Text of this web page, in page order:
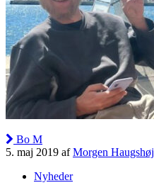
Bo M
5. maj 2019 afMorgen Haugshøj
Nyheder